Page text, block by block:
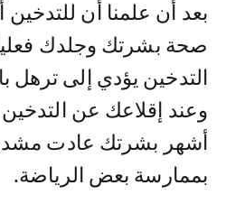
بعد أن علمنا أن
صحة بشرتك وجلدك
التدخين يؤدي إلى ترهل
وعند إقلاعك عن
أشهر بشرتك عادت
بممارسة بعض الرياضة.